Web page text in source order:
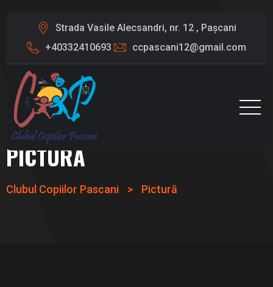
Strada Vasile Alecsandri, nr. 12 , Pașcani
+40332410693
ccpascani12@gmail.com
PICTURĂ
Clubul Copiilor Pascani > Pictură